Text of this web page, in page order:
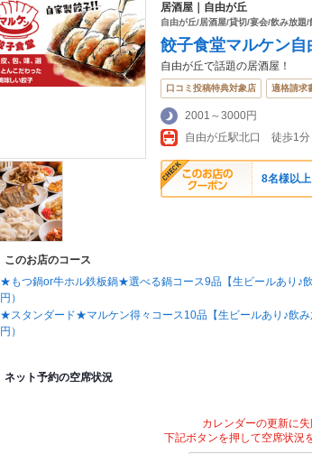
居酒屋｜自由が丘
自由が丘/居酒屋/貸切/宴会/飲み放題
餃子食堂マルケン自
自由が丘で話題の居酒屋！
口コミ投稿特典対象店 適格請求
2001～3000円
自由が丘駅北口 徒歩1分
8名様以
このお店のコース
★もつ鍋or牛ホル鉄板鍋★選べる鍋コース9品【生ビールあり♪
円）
★スタンダード★マルケン得々コース10品【生ビールあり♪飲
円）
ネット予約の空席状況
カレンダーの更新に失
下記ボタンを押して空席状況